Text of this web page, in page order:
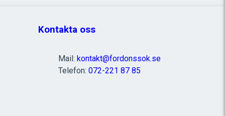
Kontakta oss
Mail: kontakt@fordonssok.se
Telefon: 072-221 87 85